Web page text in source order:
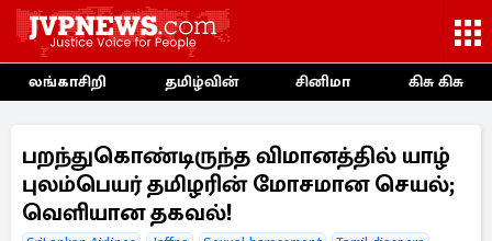
லங்காசிறி தமிழ்வின் சினிமா கிசு கிசு
பறந்துகொண்டிருந்த விமானத்தில் யாழ்
புலம்பெயர் தமிழரின் மோசமான செயல்;
வெளியான தகவல்!